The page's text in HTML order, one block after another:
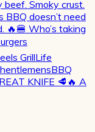
KNIFE 🥩🔥 A